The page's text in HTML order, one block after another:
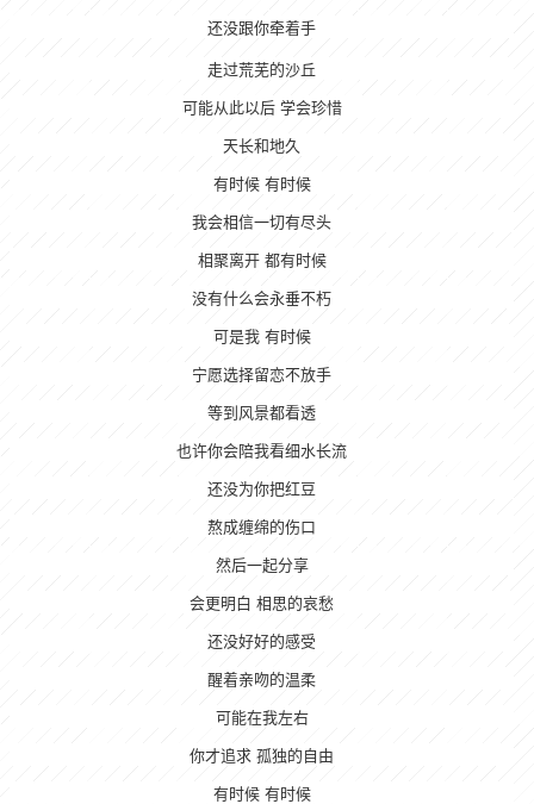
还没跟你牵着手
走过荒芜的沙丘
可能从此以后 学会珍惜
天长和地久
有时候 有时候
我会相信一切有尽头
相聚离开 都有时候
没有什么会永垂不朽
可是我 有时候
宁愿选择留恋不放手
等到风景都看透
也许你会陪我看细水长流
还没为你把红豆
熬成缠绵的伤口
然后一起分享
会更明白 相思的哀愁
还没好好的感受
醒着亲吻的温柔
可能在我左右
你才追求 孤独的自由
有时候 有时候